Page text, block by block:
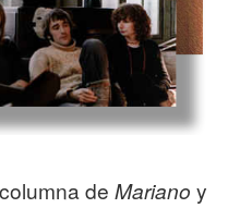
de Mariano y